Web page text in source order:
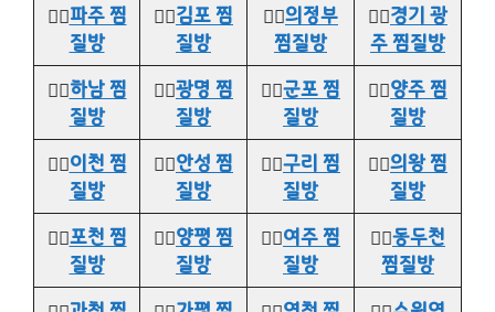
👉🏻파주 찜
질방
👉🏻김포 찜
질방
👉🏻의정부
찜질방
👉🏻경기 광
주 찜질방
👉🏻하남 찜
질방
👉🏻광명 찜
질방
👉🏻군포 찜
질방
👉🏻양주 찜
질방
👉🏻이천 찜
질방
👉🏻안성 찜
질방
👉🏻구리 찜
질방
👉🏻의왕 찜
질방
👉🏻포천 찜
질방
👉🏻양평 찜
질방
👉🏻여주 찜
질방
👉🏻동두천
찜질방